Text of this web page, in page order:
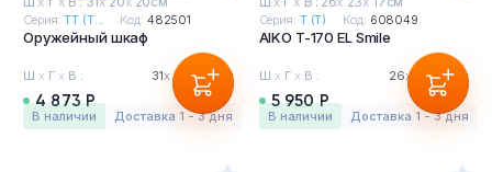
Серия:ТТ (T... Код: 482501
Оружейный шкаф
Ш х Г х В : 31х20 х20см
4 873 Р
в наличии Доставка 1 - 3 дня
Серия: Т (T) Код: 608049
AIKO T-170 EL Smile
Ш х Г х В : 26х 23х17см
5 950 Р
в наличии Доставка 1 - 3 дня